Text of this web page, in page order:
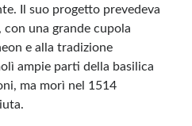
Il suo progetto prevedeva
con una grande cupola
e alla tradizione
ampie parti della basilica
ma morì nel 1514